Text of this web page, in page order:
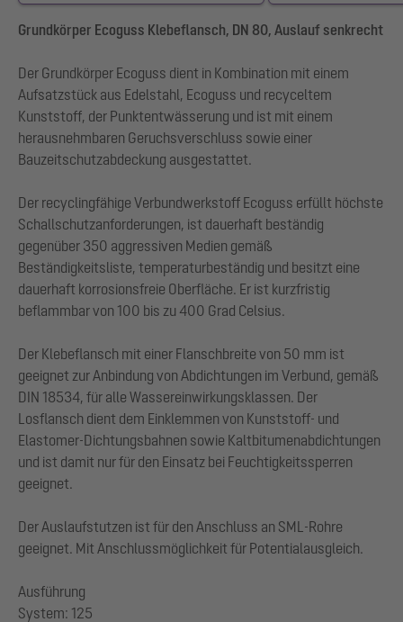
Grundkörper Ecoguss Klebeflansch, DN 80, Auslauf senkrecht
Der Grundkörper Ecoguss dient in Kombination mit einem
Aufsatzstück aus Edelstahl, Ecoguss und recyceltem
Kunststoff, der Punktentwässerung und ist mit einem
herausnehmbaren Geruchsverschluss sowie einer
Bauzeitschutzabdeckung ausgestattet.
Der recyclingfähige Verbundwerkstoff Ecoguss erfüllt höchste
Schallschutzanforderungen, ist dauerhaft beständig
gegenüber 350 aggressiven Medien gemäß
Beständigkeitsliste, temperaturbeständig und besitzt eine
dauerhaft korrosionsfreie Oberfläche. Er ist kurzfristig
beflammbar von 100 bis zu 400 Grad Celsius.
Der Klebeflansch mit einer Flanschbreite von 50 mm ist
geeignet zur Anbindung von Abdichtungen im Verbund, gemäß
DIN 18534, für alle Wassereinwirkungsklassen. Der
Losflansch dient dem Einklemmen von Kunststoff- und
Elastomer-Dichtungsbahnen sowie Kaltbitumenabdichtungen
und ist damit nur für den Einsatz bei Feuchtigkeitssperren
geeignet.
Der Auslaufstutzen ist für den Anschluss an SML-Rohre
geeignet. Mit Anschlussmöglichkeit für Potentialausgleich.
Ausführung
System: 125